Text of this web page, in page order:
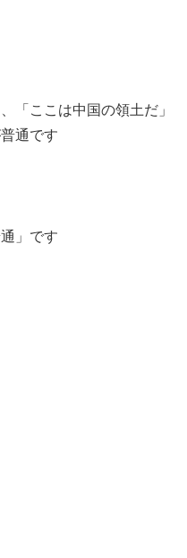
「ここは中国の領土だ」
通です
」です